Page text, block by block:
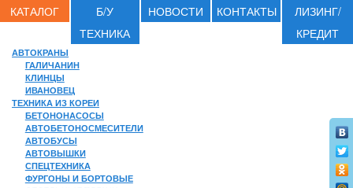
КАТАЛОГ
Б/У
ТЕХНИКА
НОВОСТИ КОНТАКТЫ
ЛИЗИНГ/
КРЕДИТ
АВТОКРАНЫ
ГАЛИЧАНИН
КЛИНЦЫ
ИВАНОВЕЦ
ТЕХНИКА ИЗ КОРЕИ
БЕТОНОНАСОСЫ
АВТОБЕТОНОСМЕСИТЕЛИ
АВТОБУСЫ
АВТОВЫШКИ
СПЕЦТЕХНИКА
ФУРГОНЫ И БОРТОВЫЕ